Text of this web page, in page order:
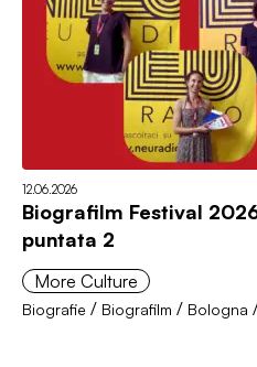
12.06.2026
Biografilm Festival
puntata 2
More Culture
Biografie / Biografilm / Bologna